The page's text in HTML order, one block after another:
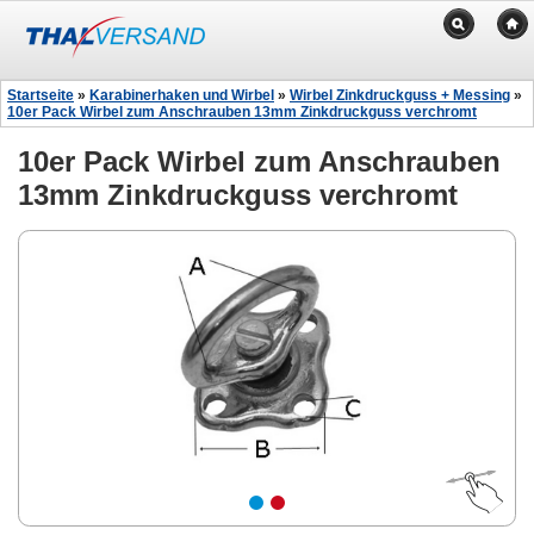
Startseite » Karabinerhaken und Wirbel » Wirbel Zinkdruckguss + Messing »
10er Pack Wirbel zum Anschrauben 13mm Zinkdruckguss verchromt
10er Pack Wirbel zum Anschrauben
13mm Zinkdruckguss verchromt